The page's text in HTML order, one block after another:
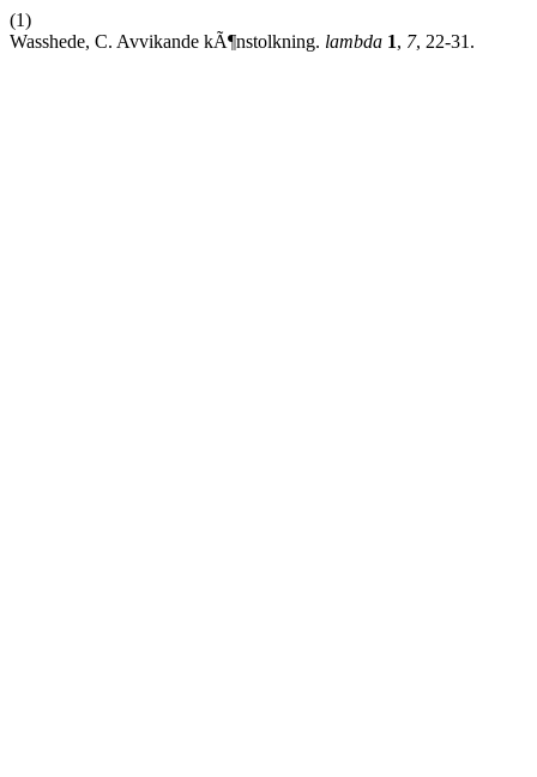
(1)
Wasshede, C. Avvikande kÃ¶nstolkning. lambda 1, 7, 22-31.